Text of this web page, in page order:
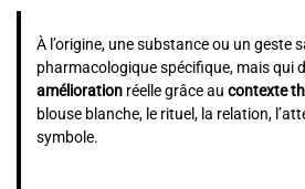
À l’origine, une substance ou un geste
pharmacologique spécifique, mais qui
amélioration réelle grâce au contexte
blouse blanche, le rituel, la relation,
symbole.